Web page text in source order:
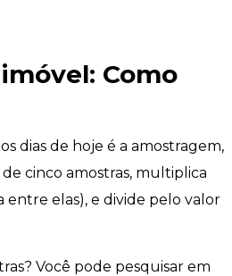
Como
dias de hoje é a amostragem,
cinco amostras, multiplica
entre elas), e divide pelo valor
Você pode pesquisar em